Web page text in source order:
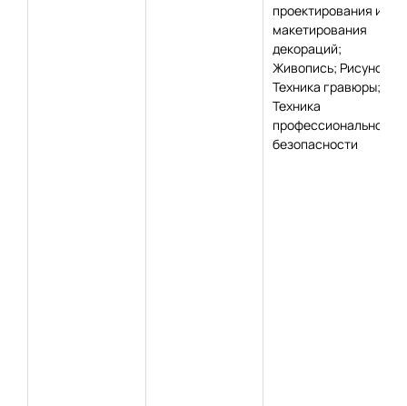
проектирования и
макетирования
декораций;
Живопись; Рисунок;
Техника гравюры;
Техника
профессиональной
безопасности